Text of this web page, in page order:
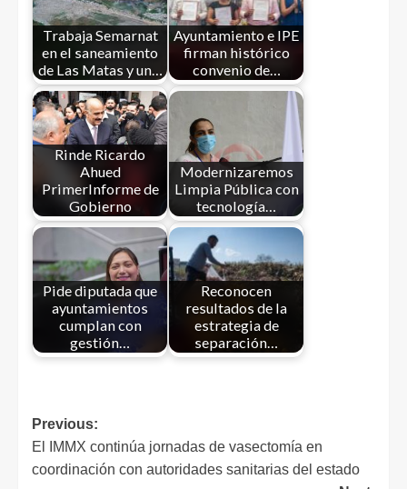
Trabaja Semarnat
en el saneamiento
de Las Matas y un…
Ayuntamiento e IPE
firman histórico
convenio de…
Rinde Ricardo
Ahued
PrimerInforme de
Gobierno
Modernizaremos
Limpia Pública con
tecnología…
Pide diputada que
ayuntamientos
cumplan con
gestión…
Reconocen
resultados de la
estrategia de
separación…
Previous:
El IMMX continúa jornadas de vasectomía en
coordinación con autoridades sanitarias del estado